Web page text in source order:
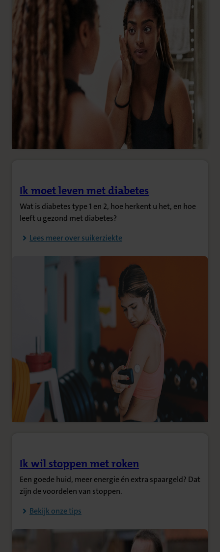
Ik moet leven met diabetes
(Opent in nieuw tabblad)
Wat is diabetes type 1 en 2, hoe herkent u het, en hoe
leeft u gezond met diabetes?
Lees meer over suikerziekte
Ik wil stoppen met roken
(Opent in nieuw tabblad)
Een goede huid, meer energie én extra spaargeld? Dat
zijn de voordelen van stoppen.
Bekijk onze tips